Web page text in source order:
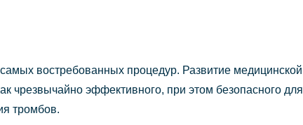
востребованных процедур. Развитие медицинской
чрезвычайно эффективного, при этом безопасного для
тромбов.